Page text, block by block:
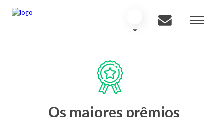
Os maiores prêmios